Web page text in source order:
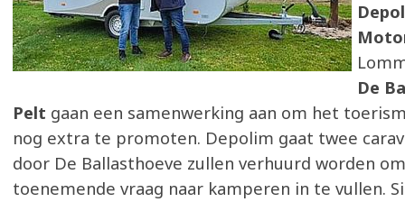
De
Pelt gaan een samenwerking aan om het
nog extra te promoten. Depolim gaat twee
door De Ballasthoeve zullen verhuurd worden
toenemende vraag naar kamperen in te vullen.